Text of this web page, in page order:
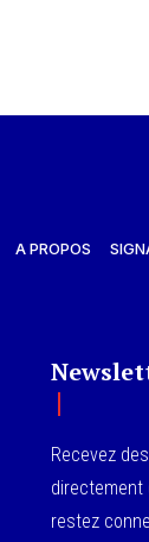
A PROPOS
Recevez
directement
restez